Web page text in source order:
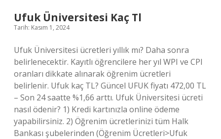
Ufuk Üniversitesi Kaç Tl
Tarih: Kasım 1, 2024
Ufuk Üniversitesi ücretleri yıllık mı? Daha sonra
belirlenecektir. Kayıtlı öğrencilere her yıl WPI ve CPI
oranları dikkate alınarak öğrenim ücretleri
belirlenir. Ufuk kaç TL? Güncel UFUK fiyatı 472,00 TL
– Son 24 saatte %1,66 arttı. Ufuk Üniversitesi ücreti
nasıl ödenir? 1) Kredi kartınızla online ödeme
yapabilirsiniz. 2) Öğrenim ücretlerinizi tüm Halk
Bankası şubelerinden (Öğrenim Ücretleri>Ufuk